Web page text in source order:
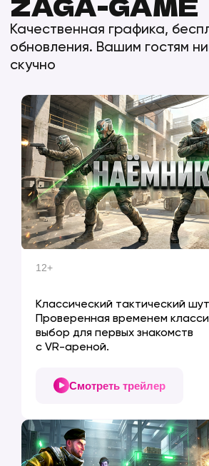
12+
Классический тактический
Проверенная временем
выбор для первых знакомств
с VR-ареной.
Смотреть трейлер
02
Презентация
франшизы
Презентация
03
Карта свободных
территорий
04